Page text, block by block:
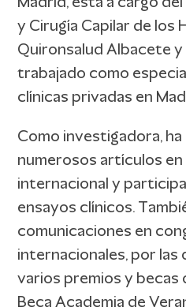
Madrid, está a cargo
y Cirugía Capilar de los
Quironsalud Albacete y
trabajado como
clínicas privadas en
Como investigadora,
numerosos artículos
internacional y
ensayos clínicos.
comunicaciones en
internacionales, por las
varios premios y becas
Beca Academia de